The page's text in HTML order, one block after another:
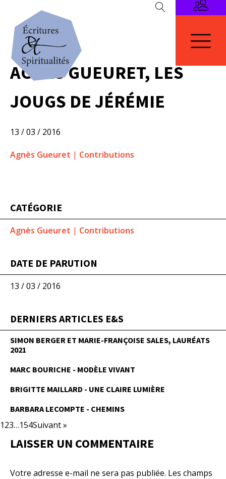
AGNÈS GUEURET, LES
JOUGS DE JÉRÉMIE
13 / 03 / 2016
Agnès Gueuret | Contributions
CATÉGORIE
Agnès Gueuret | Contributions
DATE DE PARUTION
13 / 03 / 2016
DERNIERS ARTICLES E&S
SIMON BERGER ET MARIE-FRANÇOISE SALES, LAURÉATS
2021
MARC BOURICHE - MODÈLE VIVANT
BRIGITTE MAILLARD - UNE CLAIRE LUMIÈRE
BARBARA LECOMPTE - CHEMINS
123…154Suivant »
LAISSER UN COMMENTAIRE
Votre adresse e-mail ne sera pas publiée. Les champs